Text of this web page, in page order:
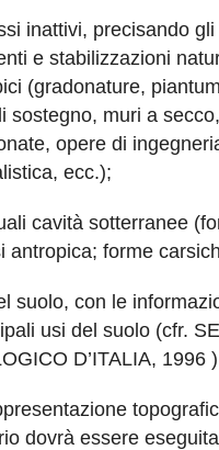
inattivi, precisando
e stabilizzazioni
(gradonature,
sostegno, muri a secco,
opere di
ecc.);
cavità sotterranee
antropica; forme
suolo, con le
usi del suolo (cfr.
D’ITALIA, 1996
dovrà essere